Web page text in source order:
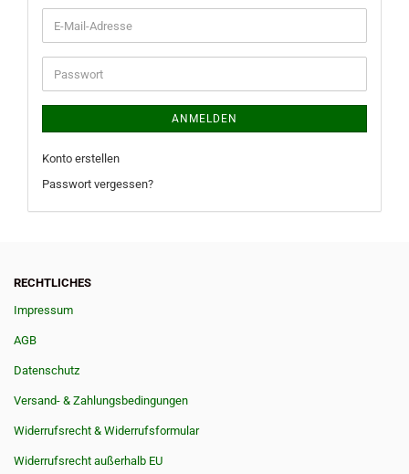
E-
Mail-
Adresse
Passwort
ANMELDEN
Konto erstellen
Passwort vergessen?
RECHTLICHES
Impressum
AGB
Datenschutz
Versand- & Zahlungsbedingungen
Widerrufsrecht & Widerrufsformular
Widerrufsrecht außerhalb EU